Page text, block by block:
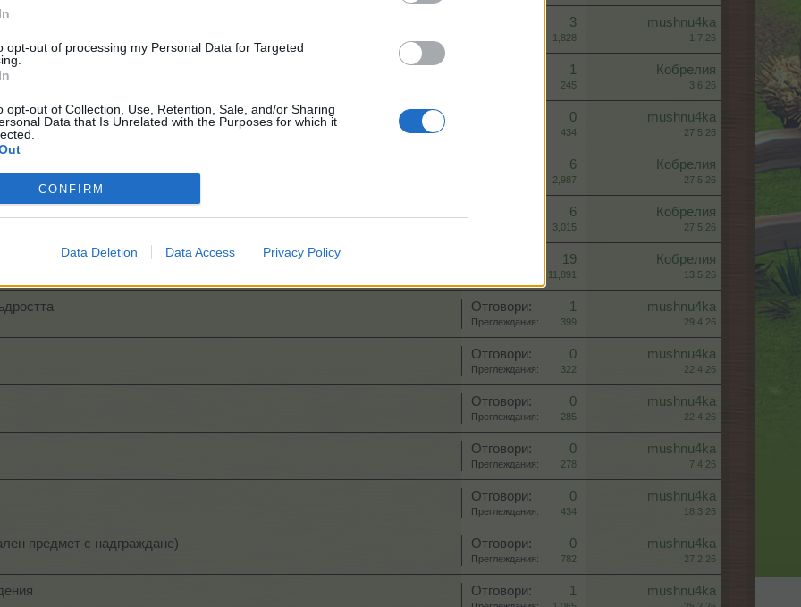
opt-out of processing my Personal Data for Targeted
opt-out of Collection, Use, Retention, Sale, and/or Sharing
Data that Is Unrelated with the Purposes for which it
CONFIRM
Data Deletion Data Access Privacy Policy
3
1,828
mushnu4ka
1.7.26
техника" 1
245
Кобрелия
3.6.26
0
434
mushnu4ka
27.5.26
на еделвайсите 6
2,987
Кобрелия
27.5.26
6
3,015
Кобрелия
27.5.26
19
11,891
Кобрелия
13.5.26
Отговори: 1
Преглеждания: 399
mushnu4ka
29.4.26
Отговори: 0
Преглеждания: 322
mushnu4ka
22.4.26
Отговори: 0
Преглеждания: 285
mushnu4ka
22.4.26
Отговори: 0
Преглеждания: 278
mushnu4ka
7.4.26
Отговори: 0
Преглеждания: 434
mushnu4ka
18.3.26
предмет с надграждане) Отговори: 0
Преглеждания: 782
mushnu4ka
27.2.26
Отговори: 1 mushnu4ka